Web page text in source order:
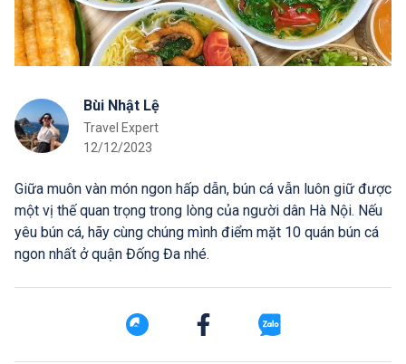
Bùi Nhật Lệ
Travel Expert
12/12/2023
Giữa muôn vàn món ngon hấp dẫn, bún cá vẫn luôn giữ được
một vị thế quan trọng trong lòng của người dân Hà Nội. Nếu
yêu bún cá, hãy cùng chúng mình điểm mặt 10 quán bún cá
ngon nhất ở quận Đống Đa nhé.